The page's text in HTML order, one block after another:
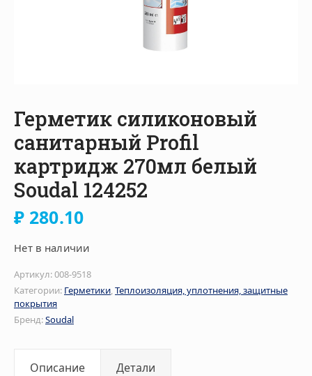
Герметик силиконовый
санитарный Profil
картридж 270мл белый
Soudal 124252
₽ 280.10
Нет в наличии
Артикул:008-9518
Категории: Герметики,Теплоизоляция, уплотнения, защитные
покрытия
Бренд:Soudal
Описание Детали